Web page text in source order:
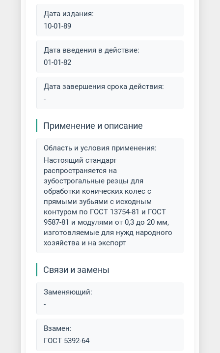
Дата издания:
10-01-89
Дата введения в действие:
01-01-82
Дата завершения срока действия:
-
Применение и описание
Область и условия применения:
Настоящий стандарт
распространяется на
зубострогальные резцы для
обработки конических колес с
прямыми зубьями с исходным
контуром по ГОСТ 13754-81 и ГОСТ
9587-81 и модулями от 0,3 до 20 мм,
изготовляемые для нужд народного
хозяйства и на экспорт
Связи и замены
Заменяющий:
-
Взамен:
ГОСТ 5392-64